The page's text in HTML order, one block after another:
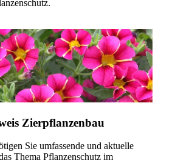
Zierpflanzenbau
Sie umfassende und aktuelle
Thema Pflanzenschutz im